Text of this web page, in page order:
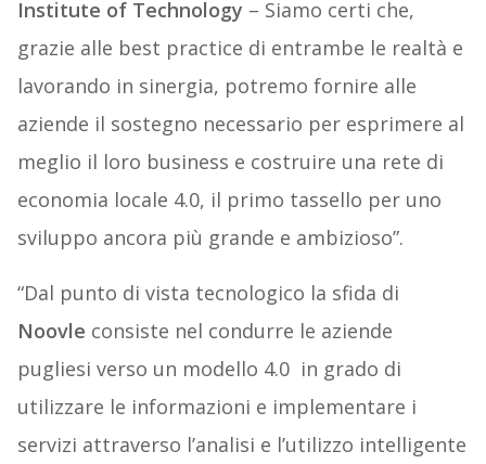
Institute of Technology – Siamo certi che,
grazie alle best practice di entrambe le realtà e
lavorando in sinergia, potremo fornire alle
aziende il sostegno necessario per esprimere al
meglio il loro business e costruire una rete di
economia locale 4.0, il primo tassello per uno
sviluppo ancora più grande e ambizioso”.
“Dal punto di vista tecnologico la sfida di
Noovle consiste nel condurre le aziende
pugliesi verso un modello 4.0 in grado di
utilizzare le informazioni e implementare i
servizi attraverso l’analisi e l’utilizzo intelligente